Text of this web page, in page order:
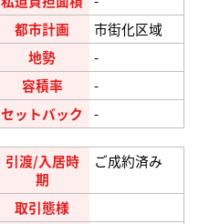
都市計画
市街化区域
地勢
-
容積率
-
セットバック -
引渡/入居時
期
ご成約済み
取引態様